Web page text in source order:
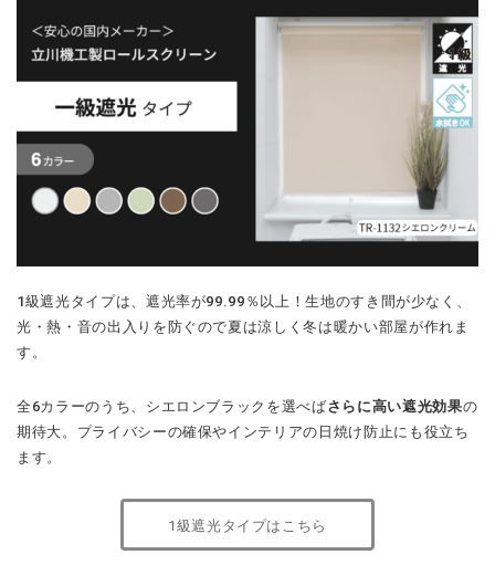
1級遮光タイプは、遮光率が99.99％以上！生地のすき間が少なく、
光・熱・音の出入りを防ぐので夏は涼しく冬は暖かい部屋が作れま
す。
全6カラーのうち、シエロンブラックを選べばさらに高い遮光効果の
期待大。プライバシーの確保やインテリアの日焼け防止にも役立ち
ます。
1級遮光タイプはこちら